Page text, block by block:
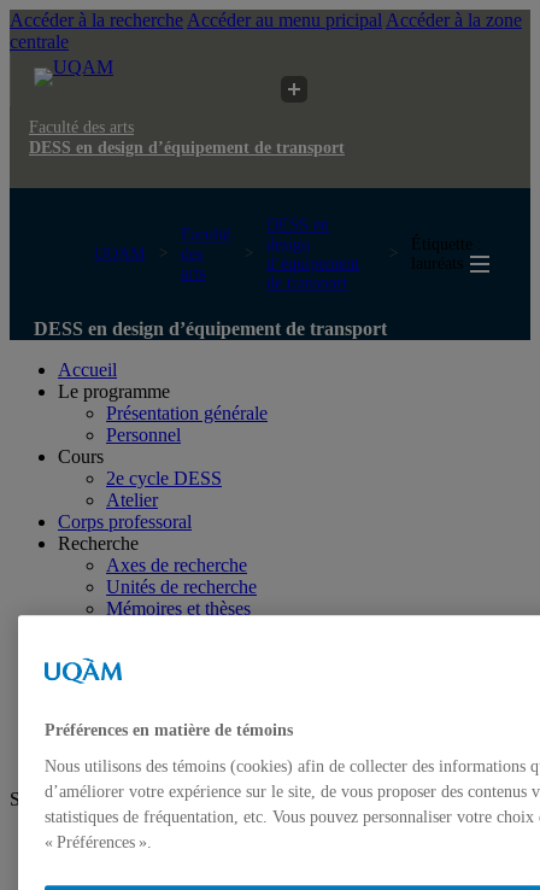
Accéder à la recherche Accéder au menu pricipal Accéder à la zone
centrale
Faculté des arts
DESS en design d’équipement de transport
UQAM
Faculté
des
arts
DESS en
design
d’équipement
de transport
Étiquette :
lauréats
DESS en design d’équipement de transport
Accueil
Le programme
Présentation générale
Personnel
Cours
2e cycle DESS
Atelier
Corps professoral
Recherche
Axes de recherche
Unités de recherche
Mémoires et thèses
Événements
Suivez-nous
Facebook
Youtube
Préférences en matière de témoins
Nous utilisons des témoins (cookies) afin de collecter des informations
d’améliorer votre expérience sur le site, de vous proposer des contenus
statistiques de fréquentation, etc. Vous pouvez personnaliser votre choix
« Préférences ».